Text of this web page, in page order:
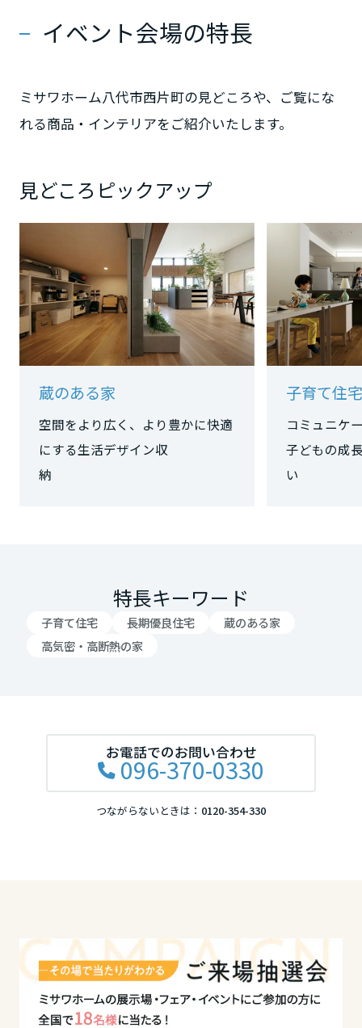
イベント会場の特長
ミサワホーム八代市西片町の見どころや、ご覧にな
れる商品・インテリアをご紹介いたします。
見どころピックアップ
蔵のある家
空間をより広く、より豊かに快適
にする生活デザイン収
納
子育て住宅
コミュニケ
子どもの成
い
特長キーワード
子育て住宅 長期優良住宅
蔵のある家
高気密・高断熱の家
お電話でのお問い合わせ
096-370-0330
つながらないときは： 0120-354-330
三重県
京都府
大阪府
兵庫県
鳥取県
愛媛県